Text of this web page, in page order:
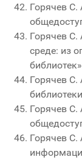
Горячев С.
Горячев С.
среде: из
библиотек»
Горячев
Горячев С.
Горячев